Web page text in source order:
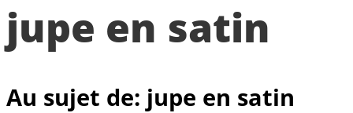
jupe en satin
Au sujet de: jupe en satin